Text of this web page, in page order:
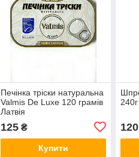
Печінка тріски натуральна
Valmis De Luxe 120 грамів
Латвія
125₴
Купити
120